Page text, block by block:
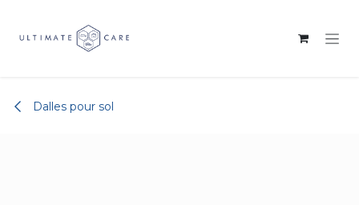
Dalles pour sol